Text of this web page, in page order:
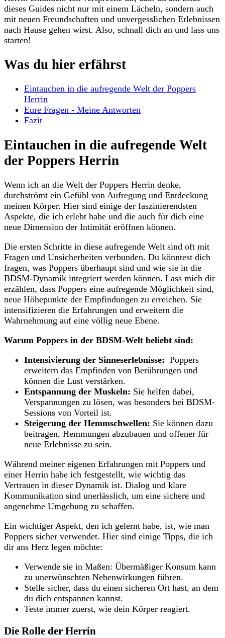
⁢dieses Guides nicht nur mit ⁢einem Lächeln, sondern⁣ auch
mit neuen Freundschaften und unvergesslichen Erlebnissen
nach Hause ‍gehen wirst. Also, schnall dich an und lass uns⁤
starten!
Was​ du hier erfährst
Eintauchen in die aufregende Welt der Poppers
Herrin
Eure ​Fragen ⁤- Meine Antworten
Fazit
Eintauchen in die aufregende Welt
der Poppers Herrin
Wenn ich an die Welt​ der Poppers Herrin denke,
durchströmt ein Gefühl⁣ von⁤ Aufregung und Entdeckung
meinen Körper. Hier‍ sind einige der faszinierendsten
Aspekte, die⁢ ich erlebt ‍habe und die auch für dich eine
neue Dimension der Intimität ‍eröffnen können.
Die ersten Schritte in diese aufregende Welt sind oft mit
Fragen und Unsicherheiten verbunden. Du könntest dich‍
fragen, was Poppers⁤ überhaupt sind und wie sie in die
BDSM-Dynamik integriert werden ​können. Lass ⁤mich dir
erzählen, ‍dass Poppers eine aufregende Möglichkeit sind,
neue Höhepunkte ⁢der Empfindungen zu erreichen. Sie
intensifizieren die Erfahrungen ‍und erweitern​ die
Wahrnehmung auf eine völlig neue Ebene.
Warum Poppers in der BDSM-Welt beliebt sind:
Intensivierung der Sinneserlebnisse: ‌ Poppers
erweitern das ​Empfinden ⁢von Berührungen und
können die Lust verstärken.
Entspannung der Muskeln: Sie helfen dabei,
Verspannungen zu lösen,⁣ was besonders bei⁤ BDSM-
Sessions‌ von Vorteil ist.
Steigerung der Hemmschwellen: Sie können dazu
beitragen, Hemmungen abzubauen und ​offener für
neue Erlebnisse zu sein.
Während meiner eigenen⁢ Erfahrungen mit Poppers und
einer Herrin ‌habe ich festgestellt, wie wichtig das
Vertrauen in dieser Dynamik ist. Dialog und klare
Kommunikation sind unerlässlich, um eine sichere und
angenehme Umgebung zu schaffen.
Ein wichtiger Aspekt, den ich gelernt habe,​ ist, wie man
Poppers sicher verwendet. Hier sind einige Tipps, die ich
dir ans Herz legen möchte:
Verwende⁤ sie‌ in Maßen: Übermäßiger Konsum kann
zu unerwünschten Nebenwirkungen führen.
Stelle sicher, dass du einen sicheren Ort hast, an dem
du ‌dich entspannen kannst.
Teste immer zuerst, wie⁤ dein Körper reagiert.
Die Rolle der Herrin